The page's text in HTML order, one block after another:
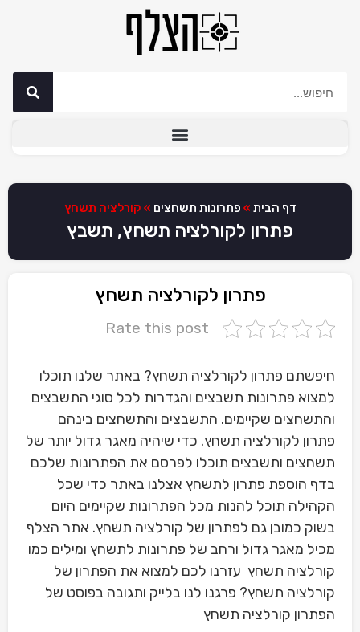
דף הבית » פתרונות תשחצים » קורלציה תשחץ
פתרון לקורלציה תשחץ, תשבץ
פתרון לקורלציה תשחץ
Rate this post
חיפשתם פתרון לקורלציה תשחץ? באתר שלנו תוכלו
למצוא פתרונות תשבצים והגדרות לכל סוגי התשבצים
והתשחצים שקיימים. התשבצים והתשחצים בינהם
פתרון לקורלציה תשחץ. כדי שיהיה מאגר גדול יותר של
תשחצים ותשבצים תוכלו לפרסם את הפתרונות שלכם
בדף הוספת פתרון לתשחץ אצלנו באתר כדי שכל
הקהילה תוכל להנות מכל הפתרונות שקיימים היום
בשוק כמובן גם לפתרון של קורלציה תשחץ. אתר הצלף
מכיל מאגר גדול ורחב של פתרונות לתשחץ ומילים כמו
קורלציה תשחץ עזרנו לכם למצוא את הפתרון של
קורלציה תשחץ? פרגנו לנו בלייק ותגובה בפוסט של
הפתרון קורלציה תשחץ